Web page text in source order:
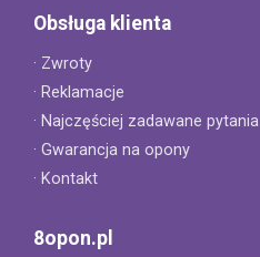
Obsługa klienta
· Zwroty
· Reklamacje
· Najczęściej zadawane pytania
· Gwarancja na opony
· Kontakt
8opon.pl